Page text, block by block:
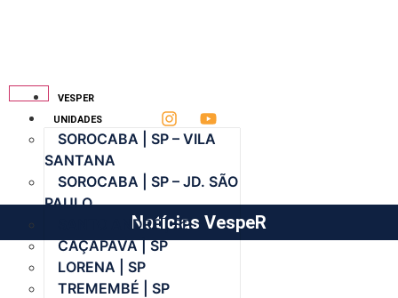
VESPER
UNIDADES
SOROCABA | SP – VILA
SANTANA
SOROCABA | SP – JD. SÃO
PAULO
SANTO ANDRÉ | SP
CAÇAPAVA | SP
LORENA | SP
TREMEMBÉ | SP
Notícias VespeR